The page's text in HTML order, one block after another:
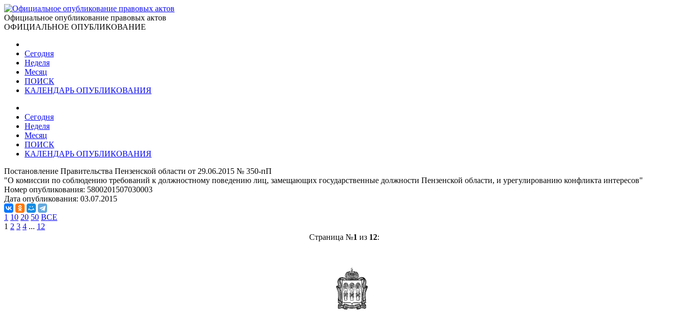
Официальное опубликование правовых актов
ОФИЦИАЛЬНОЕ ОПУБЛИКОВАНИЕ
Сегодня
Неделя
Месяц
ПОИСК
КАЛЕНДАРЬ ОПУБЛИКОВАНИЯ
Сегодня
Неделя
Месяц
ПОИСК
КАЛЕНДАРЬ ОПУБЛИКОВАНИЯ
Постановление Правительства Пензенской области от 29.06.2015 № 350-пП
"О комиссии по соблюдению требований к должностному поведению лиц, замещающих государственные должности Пензенской области, и урегулированию конфликта интересов"
Номер опубликования: 5800201507030003
Дата опубликования: 03.07.2015
1 10 20 50 ВСЕ
1 2 3 4 ... 12
Страница №1 из 12: